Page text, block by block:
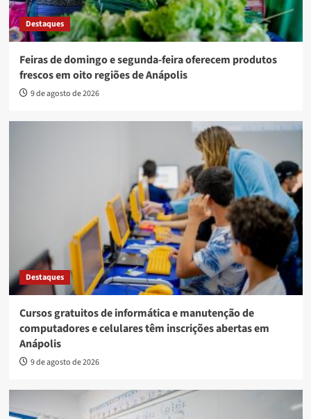
Destaques
Feiras de domingo e segunda-feira oferecem produtos
frescos em oito regiões de Anápolis
9 de agosto de 2026
Destaques
Cursos gratuitos de informática e manutenção de
computadores e celulares têm inscrições abertas em
Anápolis
9 de agosto de 2026